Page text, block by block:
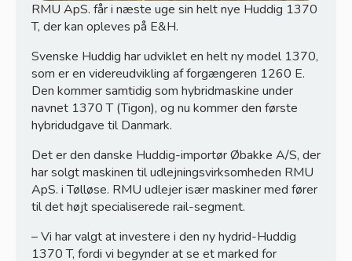
RMU ApS. får i næste uge sin helt nye Huddig 1370
T, der kan opleves på E&H.
Svenske Huddig har udviklet en helt ny model 1370,
som er en videreudvikling af forgængeren 1260 E.
Den kommer samtidig som hybridmaskine under
navnet 1370 T (Tigon), og nu kommer den første
hybridudgave til Danmark.
Det er den danske Huddig-importør Øbakke A/S, der
har solgt maskinen til udlejningsvirksomheden RMU
ApS. i Tølløse. RMU udlejer især maskiner med fører
til det højt specialiserede rail-segment.
– Vi har valgt at investere i den ny hydrid-Huddig
1370 T, fordi vi begynder at se et marked for